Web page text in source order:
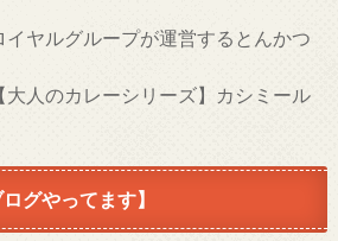
ヤルグループが運営するとんかつ
人のカレーシリーズ】カシミール
グやってます】